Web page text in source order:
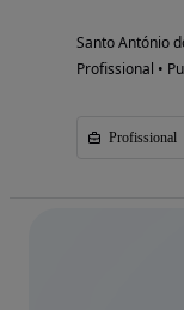
Santo António
Profissional •
Profissional